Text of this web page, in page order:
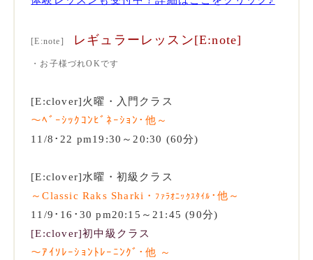
[E:note] レギュラーレッスン[E:note]
・お子様づれOKです
[E:clover]火曜・入門クラス
～ﾍﾞｰｼｯｸｺﾝﾋﾞﾈｰｼｮﾝ･他～
11/8･22 pm19:30～20:30 (60分)
[E:clover]水曜・初級クラス
～Classic Raks Sharki・ﾌｧﾗｵﾆｯｸｽﾀｲﾙ ･ 他 ～
11/9･16･30 pm20:15～21:45 (90分)
[E:clover]初中級クラス
～ｱｲｿﾚｰｼｮﾝﾄﾚｰﾆﾝｸﾞ･他 ～